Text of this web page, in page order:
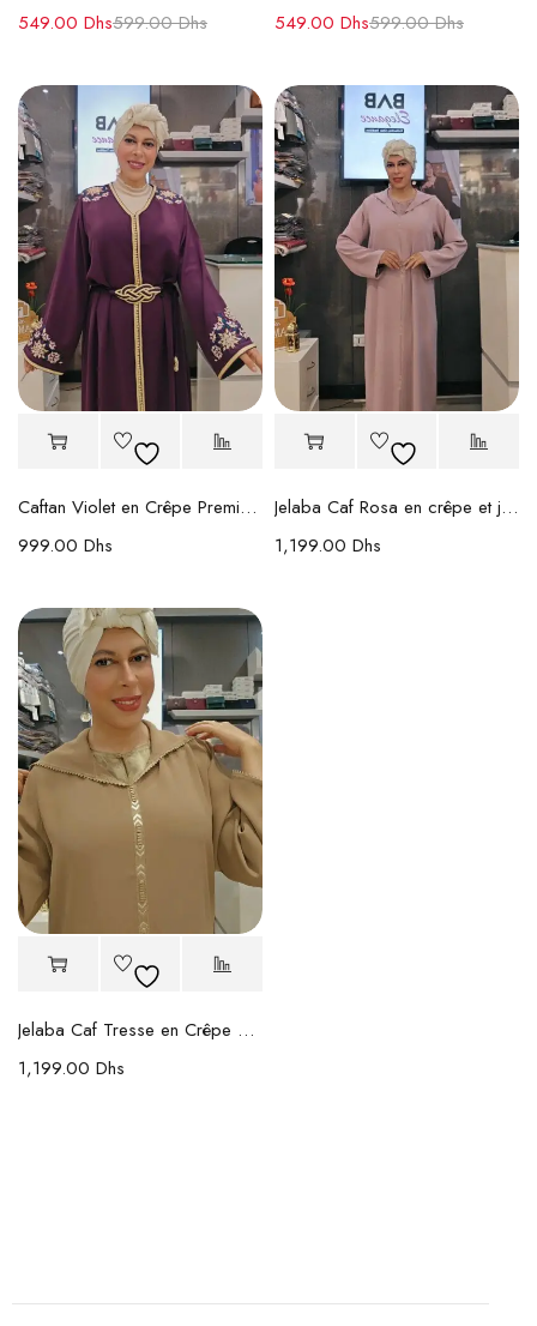
599.00Dhs
549.00 Dhs
599.00Dhs
549.00 Dhs
Caftan Violet en Crêpe Premium Brodé
999.00 Dhs
Jelaba Caf Rosa en crêpe et jacquard – Travail Randa fait main
1,199.00 Dhs
Jelaba Caf Tresse en Crêpe et Jacquard – Randa Fait Main
1,199.00 Dhs